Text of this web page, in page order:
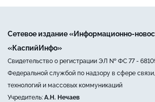
Сетевое издание «Информационно-
«КаспийИнфо»
Свидетельство о регистрации ЭЛ № ФС 77 -
Федеральной службой по надзору в сфере
технологий и массовых коммуникаций
Учредитель: А.Н. Нечаев